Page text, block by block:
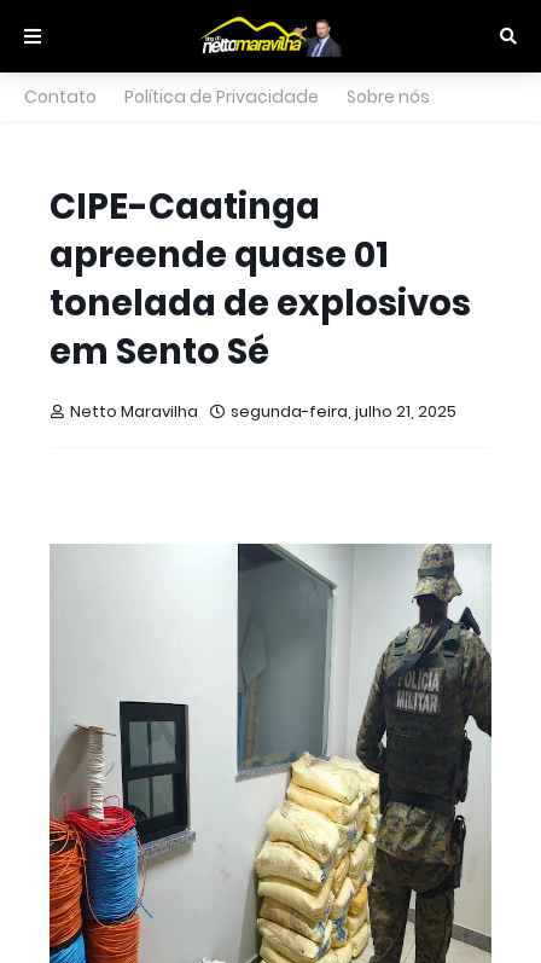
Contato Política de Privacidade Sobre nós
CIPE-Caatinga
apreende quase 01
tonelada de explosivos
em Sento Sé
Netto Maravilha segunda-feira, julho 21, 2025